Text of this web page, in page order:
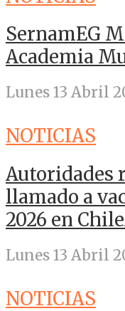
SernamEG
Academia
Lunes 13 Abril
NOTICIAS
Autoridades
llamado a
2026 en
Lunes 13 Abril
NOTICIAS